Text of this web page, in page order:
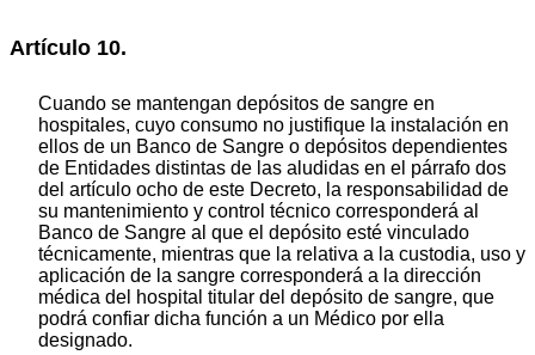
Artículo 10.
Cuando se mantengan depósitos de sangre en
hospitales, cuyo consumo no justifique la instalación en
ellos de un Banco de Sangre o depósitos dependientes
de Entidades distintas de las aludidas en el párrafo dos
del artículo ocho de este Decreto, la responsabilidad de
su mantenimiento y control técnico corresponderá al
Banco de Sangre al que el depósito esté vinculado
técnicamente, mientras que la relativa a la custodia, uso y
aplicación de la sangre corresponderá a la dirección
médica del hospital titular del depósito de sangre, que
podrá confiar dicha función a un Médico por ella
designado.